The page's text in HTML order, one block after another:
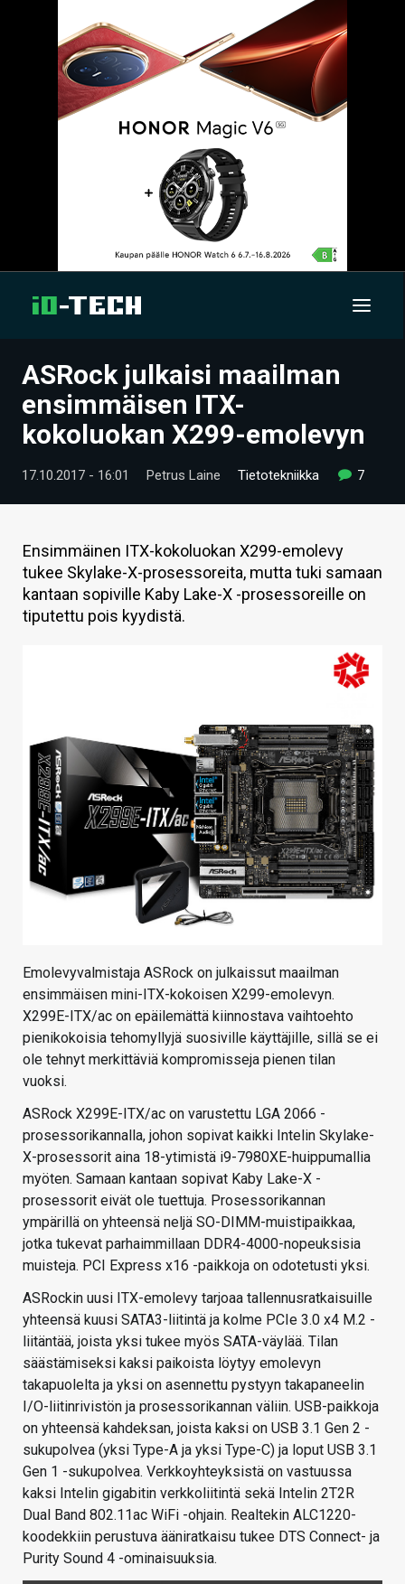
UUTISET
ARTIKKELIT
VIDEOT
TECHBBS
TIETOA
HINTA.FI
KAUPPA
HAKU
ASRock julkaisi maailman
ensimmäisen ITX-
kokoluokan X299-emolevyn
17.10.2017 - 16:01 Petrus Laine Tietotekniikka 7
Ensimmäinen ITX-kokoluokan X299-emolevy
tukee Skylake-X-prosessoreita, mutta tuki samaan
kantaan sopiville Kaby Lake-X -prosessoreille on
tiputettu pois kyydistä.
Emolevyvalmistaja ASRock on julkaissut maailman
ensimmäisen mini-ITX-kokoisen X299-emolevyn.
X299E-ITX/ac on epäilemättä kiinnostava vaihtoehto
pienikokoisia tehomyllyjä suosiville käyttäjille, sillä se ei
ole tehnyt merkittäviä kompromisseja pienen tilan
vuoksi.
ASRock X299E-ITX/ac on varustettu LGA 2066 -
prosessorikannalla, johon sopivat kaikki Intelin Skylake-
X-prosessorit aina 18-ytimistä i9-7980XE-huippumallia
myöten. Samaan kantaan sopivat Kaby Lake-X -
prosessorit eivät ole tuettuja. Prosessorikannan
ympärillä on yhteensä neljä SO-DIMM-muistipaikkaa,
jotka tukevat parhaimmillaan DDR4-4000-nopeuksisia
muisteja. PCI Express x16 -paikkoja on odotetusti yksi.
ASRockin uusi ITX-emolevy tarjoaa tallennusratkaisuille
yhteensä kuusi SATA3-liitintä ja kolme PCIe 3.0 x4 M.2 -
liitäntää, joista yksi tukee myös SATA-väylää. Tilan
säästämiseksi kaksi paikoista löytyy emolevyn
takapuolelta ja yksi on asennettu pystyyn takapaneelin
I/O-liitinrivistön ja prosessorikannan väliin. USB-paikkoja
on yhteensä kahdeksan, joista kaksi on USB 3.1 Gen 2 -
sukupolvea (yksi Type-A ja yksi Type-C) ja loput USB 3.1
Gen 1 -sukupolvea. Verkkoyhteyksistä on vastuussa
kaksi Intelin gigabitin verkkoliitintä sekä Intelin 2T2R
Dual Band 802.11ac WiFi -ohjain. Realtekin ALC1220-
koodekkiin perustuva ääniratkaisu tukee DTS Connect- ja
Purity Sound 4 -ominaisuuksia.